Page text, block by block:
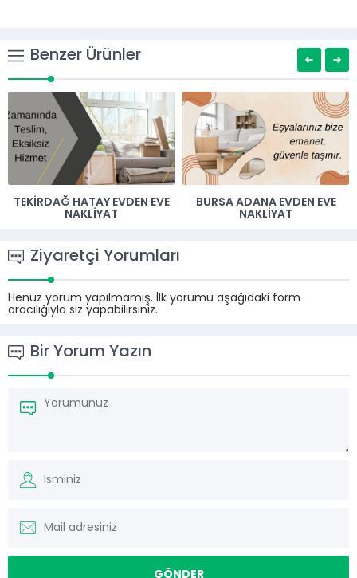
Benzer Ürünler
TEKIRDAĞ HATAY EVDEN EVE
NAKLIYAT
BURSA ADANA EVDEN EVE
NAKLIYAT
Ziyaretçi Yorumları
Henüz yorum yapılmamış. İlk yorumu aşağıdaki form
aracılığıyla siz yapabilirsiniz.
Bir Yorum Yazın